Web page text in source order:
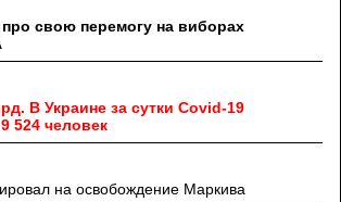
свою перемогу на виборах
В Украине за сутки Covid-19
524 человек
на освобождение Маркива